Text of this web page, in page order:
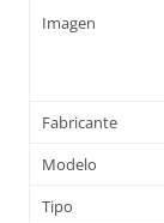
Imagen
Fabricante
Modelo
Tipo